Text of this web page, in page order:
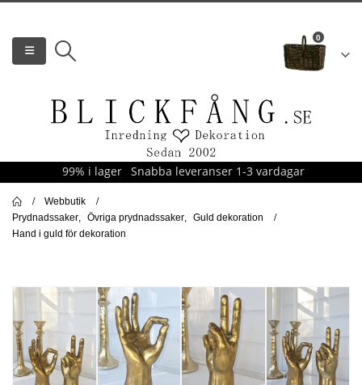
0
99% i lager Snabba leveranser 1-3 vardagar
Webbutik
Prydnadssaker
Övriga prydnadssaker
Guld dekoration
Hand i guld för dekoration